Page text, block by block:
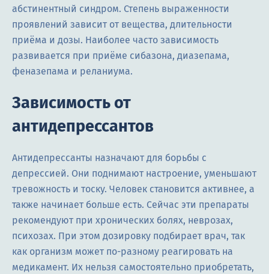
абстинентный синдром. Степень выраженности
проявлений зависит от вещества, длительности
приёма и дозы. Наиболее часто зависимость
развивается при приёме сибазона, диазепама,
феназепама и реланиума.
Зависимость от
антидепрессантов
Антидепрессанты назначают для борьбы с
депрессией. Они поднимают настроение, уменьшают
тревожность и тоску. Человек становится активнее, а
также начинает больше есть. Сейчас эти препараты
рекомендуют при хронических болях, неврозах,
психозах. При этом дозировку подбирает врач, так
как организм может по-разному реагировать на
медикамент. Их нельзя самостоятельно приобретать,